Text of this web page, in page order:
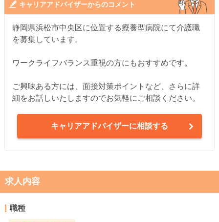
キャリアアドバイザーからのコメント
静岡県浜松市中央区に位置する療養型病院にて介護職
を募集しています。
ワークライフバランス重視の方にもおすすめです。
ご興味ある方には、面接対策ポイントなど、さらに詳
細をお話しいたしますのでお気軽にご相談ください。
キャリアアドバイザーに相談する
求人内容
職種